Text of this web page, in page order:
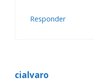
Responder
cialvaro